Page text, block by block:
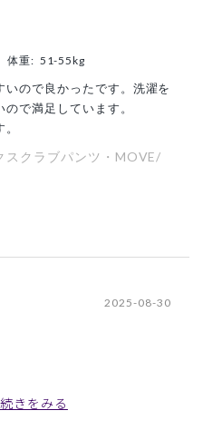
体重: 51-55kg
ので良かったです。洗濯を
で満足しています。
スクラブパンツ・MOVE/
2025-08-30
す。とても使えそうです。
きをみる